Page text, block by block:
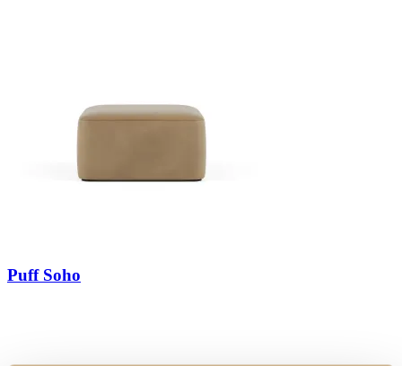
Puff Soho